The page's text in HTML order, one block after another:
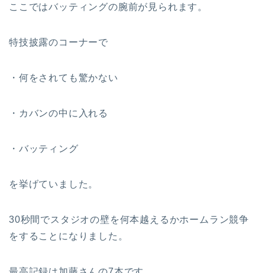
ここではバッティングの腕前が見られます。
特技披露のコーナーで
・何をされても驚かない
・カバンの中に入れる
・バッティング
を挙げていました。
30秒間でスタジオの壁を何本越えるかホームラン競争
をすることになりました。